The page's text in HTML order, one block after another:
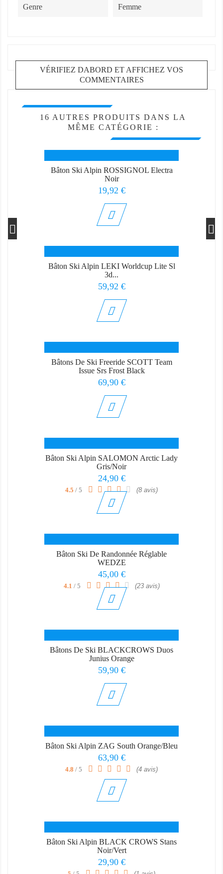
Genre Femme
VÉRIFIEZ DABORD ET AFFICHEZ VOS
COMMENTAIRES
16 AUTRES PRODUITS DANS LA
MÊME CATÉGORIE :
Bâton Ski Alpin ROSSIGNOL Electra
Noir
Prix
19,92 €
Bâton Ski Alpin LEKI Worldcup Lite Sl
3d...
Prix
59,92 €
Bâtons De Ski Freeride SCOTT Team
Issue Srs Frost Black
Prix
69,90 €
Bâton Ski Alpin SALOMON Arctic Lady
Gris/Noir
Prix
24,90 €
4.5 / 5 (8 avis)
Bâton Ski De Randonnée Réglable
WEDZE
Prix
45,00 €
4.1 / 5 (23 avis)
Bâtons De Ski BLACKCROWS Duos
Junius Orange
Prix
59,90 €
Bâton Ski Alpin ZAG South Orange/Bleu
Prix
63,90 €
4.8 / 5 (4 avis)
Bâton Ski Alpin BLACK CROWS Stans
Noir/Vert
Prix
29,90 €